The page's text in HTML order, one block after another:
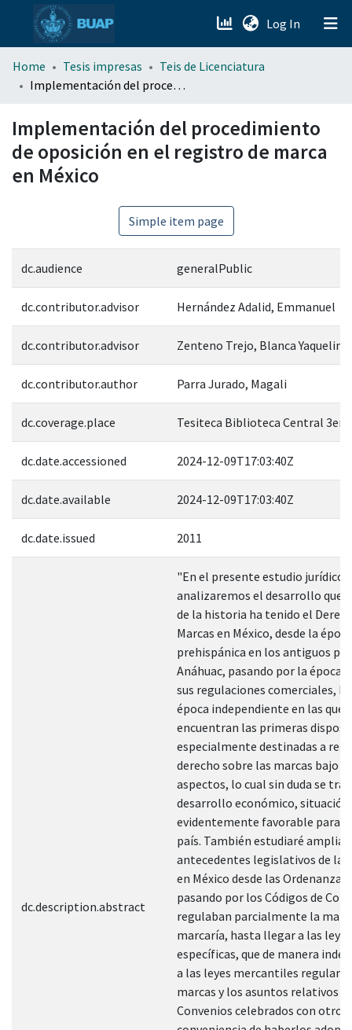
Log In (current)
menu.section.about_menu
Home Tesis impresas
Teis de Licenciatura
Implementación del procedimiento de oposición en el registro de marca en México
Implementación del procedimiento
de oposición en el registro de marca
en México
Simple item page
dc.audience generalPublic
dc.contributor.advisor Hernández Adalid, Emmanuel
dc.contributor.advisor Zenteno Trejo, Blanca Yaquelin
dc.contributor.author Parra Jurado, Magali
dc.coverage.place Tesiteca Biblioteca Central 3er
dc.date.accessioned 2024-12-09T17:03:40Z
dc.date.available 2024-12-09T17:03:40Z
dc.date.issued 2011
dc.description.abstract
"En el presente estudio jurídico
analizaremos el desarrollo que
de la historia ha tenido el
Marcas en México, desde la época
prehispánica en los antiguos
Anáhuac, pasando por la época
sus regulaciones comerciales,
época independiente en las que
encuentran las primeras
especialmente destinadas a
derecho sobre las marcas bajo
aspectos, lo cual sin duda se
desarrollo económico, situación
evidentemente favorable para
país. También estudiaré
antecedentes legislativos de las
en México desde las
pasando por los Códigos de
regulaban parcialmente la
marcaría, hasta llegar a las leyes
específicas, que de manera
a las leyes mercantiles regulan
marcas y los asuntos relativos a
Convenios celebrados con otros